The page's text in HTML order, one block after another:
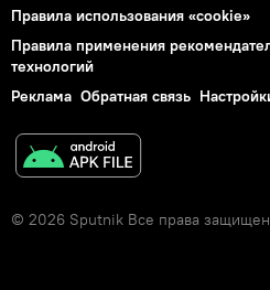
Правила использования «cookie»
Правила применения
технологий
Реклама Обратная связь
© 2026 Sputnik Все права